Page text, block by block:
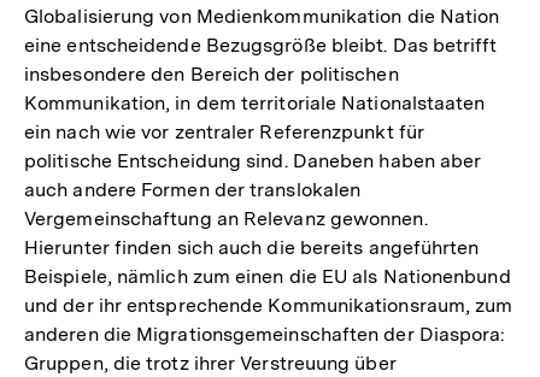
Globalisierung von Medienkommunikation die Nation
eine entscheidende Bezugsgröße bleibt. Das betrifft
insbesondere den Bereich der politischen
Kommunikation, in dem territoriale Nationalstaaten
ein nach wie vor zentraler Referenzpunkt für
politische Entscheidung sind. Daneben haben aber
auch andere Formen der translokalen
Vergemeinschaftung an Relevanz gewonnen.
Hierunter finden sich auch die bereits angeführten
Beispiele, nämlich zum einen die EU als Nationenbund
und der ihr entsprechende Kommunikationsraum, zum
anderen die Migrationsgemeinschaften der Diaspora:
Gruppen, die trotz ihrer Verstreuung über